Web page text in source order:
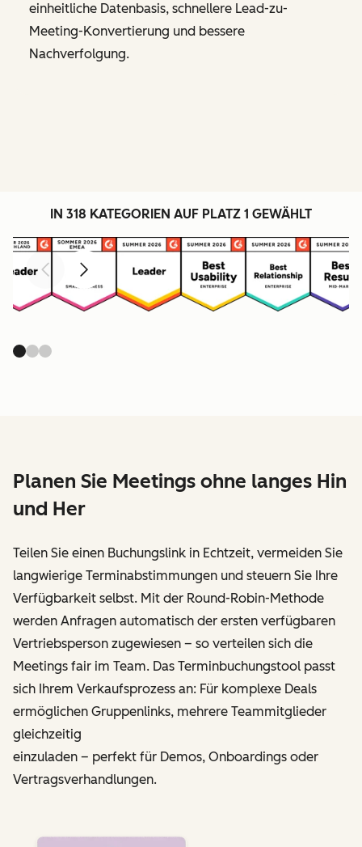
einheitliche Datenbasis, schnellere Lead-zu-
Meeting-Konvertierung und bessere
Nachverfolgung.
IN 318 KATEGORIEN AUF PLATZ 1 GEWÄHLT
ZurückWeiter
Planen Sie Meetings ohne langes Hin
und Her
Teilen Sie einen Buchungslink in Echtzeit, vermeiden Sie
langwierige Terminabstimmungen und steuern Sie Ihre
Verfügbarkeit selbst. Mit der Round-Robin-Methode
werden Anfragen automatisch der ersten verfügbaren
Vertriebs­person zugewiesen – so verteilen sich die
Meetings fair im Team. Das Terminbuchungstool passt
sich Ihrem Verkaufsprozess an: Für komplexe Deals
ermöglichen Gruppenlinks, mehrere Teammitglieder
gleichzeitig
einzuladen – perfekt für Demos, Onboardings oder
Vertragsverhandlungen.